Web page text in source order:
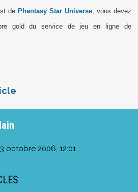
de Phantasy Star Universe, vous devez
gold du service de jeu en ligne de
octobre 2006, 12:01